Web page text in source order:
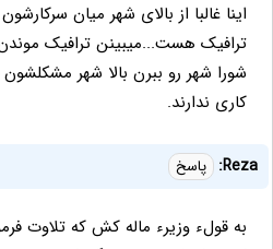
اینا غالبا از بالای شهر میان
ترافیک هست...میبینن ترافیک
شورا شهر رو ببرن بالا شهر
کاری ندارند.
Reza: پاسخ
به قولء وزیرء ماله کش که تلاوت